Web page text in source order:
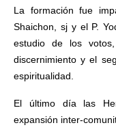
La formación fue
Shaichon, sj y el P.
estudio de los
discernimiento y el
espiritualidad.
El último día las
expansión inter-